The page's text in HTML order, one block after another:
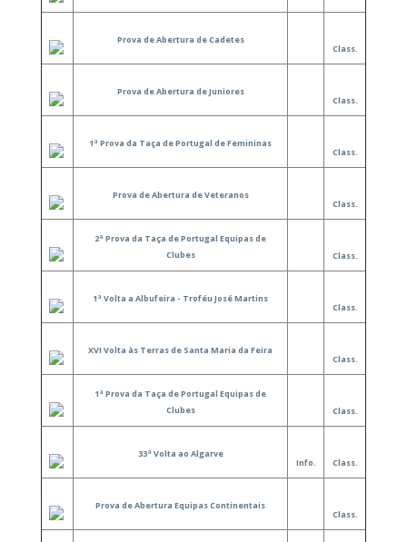
Prova de Abertura de Cadetes
Class.
Prova de Abertura de Juniores
Class.
1ª Prova da Taça de Portugal de Femininas
Class.
Prova de Abertura de Veteranos
Class.
2ª Prova da Taça de Portugal Equipas de
Clubes
Class.
1ª Volta a Albufeira - Troféu José Martins
Class.
XVI Volta às Terras de Santa Maria da Feira
Class.
1ª Prova da Taça de Portugal Equipas de
Clubes
Class.
33ª Volta ao Algarve
Info. Class.
Prova de Abertura Equipas Continentais
Class.